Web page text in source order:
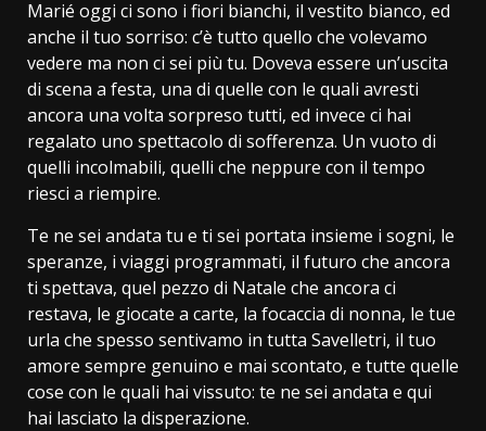
Marié oggi ci sono i fiori bianchi, il vestito bianco, ed
anche il tuo sorriso: c’è tutto quello che volevamo
vedere ma non ci sei più tu. Doveva essere un’uscita
di scena a festa, una di quelle con le quali avresti
ancora una volta sorpreso tutti, ed invece ci hai
regalato uno spettacolo di sofferenza. Un vuoto di
quelli incolmabili, quelli che neppure con il tempo
riesci a riempire.
Te ne sei andata tu e ti sei portata insieme i sogni, le
speranze, i viaggi programmati, il futuro che ancora
ti spettava, quel pezzo di Natale che ancora ci
restava, le giocate a carte, la focaccia di nonna, le tue
urla che spesso sentivamo in tutta Savelletri, il tuo
amore sempre genuino e mai scontato, e tutte quelle
cose con le quali hai vissuto: te ne sei andata e qui
hai lasciato la disperazione.